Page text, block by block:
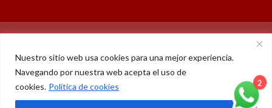
Nuestro sitio web usa cookies para una mejor experiencia.
Navegando por nuestra web acepta el uso de
cookies. Política de cookies
WhatsAppFacebookYoutubeInstagram
X
© Derechos reservados 2026 – Perú Católico | 14 años 2